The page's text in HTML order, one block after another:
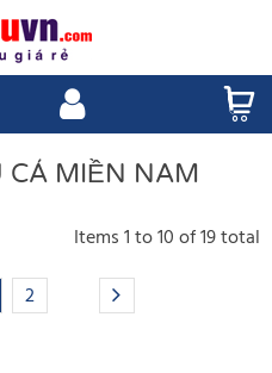
CÁ MIỀN NAM
Items1to10of19total
2